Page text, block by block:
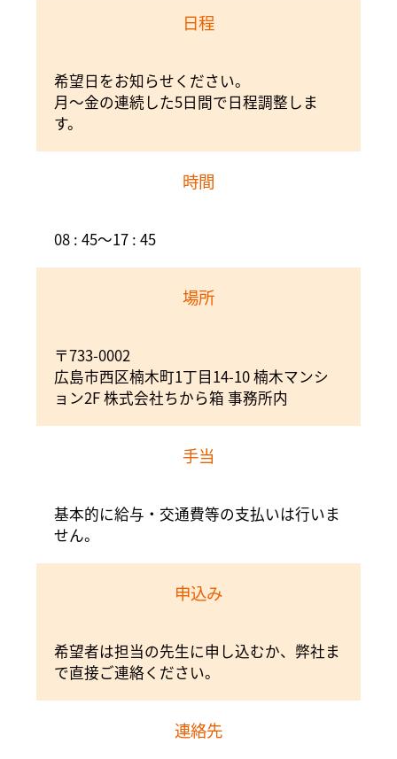
日程
希望日をお知らせください。
月～金の連続した5日間で日程調整しま
す。
時間
08 : 45～17 : 45
場所
〒733-0002
広島市西区楠木町1丁目14-10 楠木マンシ
ョン2F 株式会社ちから箱 事務所内
手当
基本的に給与・交通費等の支払いは行いま
せん。
申込み
希望者は担当の先生に申し込むか、弊社ま
で直接ご連絡ください。
連絡先